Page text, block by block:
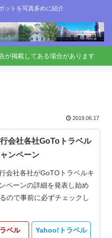
ットを写真多めに紹介
が掲載してある場合があります
2019.06.17
会社各社GoToトラベル
ンペーン
会社各社がGoTOトラベルキ
ペーンの詳細を発表し始め
ので事前に必ずチェックし
ベル Yahoo!トラベル